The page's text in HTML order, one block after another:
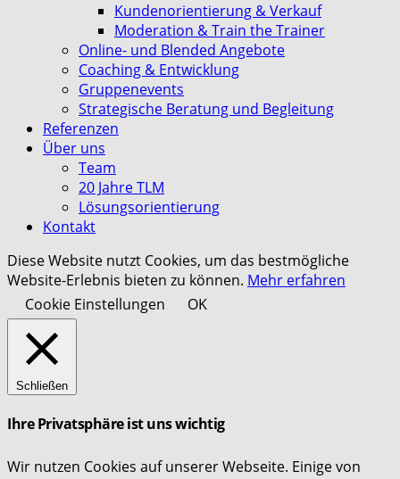
Kundenorientierung & Verkauf
Moderation & Train the Trainer
Online- und Blended Angebote
Coaching & Entwicklung
Gruppenevents
Strategische Beratung und Begleitung
Referenzen
Über uns
Team
20 Jahre TLM
Lösungsorientierung
Kontakt
Diese Website nutzt Cookies, um das bestmögliche
Website-Erlebnis bieten zu können. Mehr erfahren
Cookie Einstellungen
OK
Schließen
Ihre Privatsphäre ist uns wichtig
Wir nutzen Cookies auf unserer Webseite. Einige von